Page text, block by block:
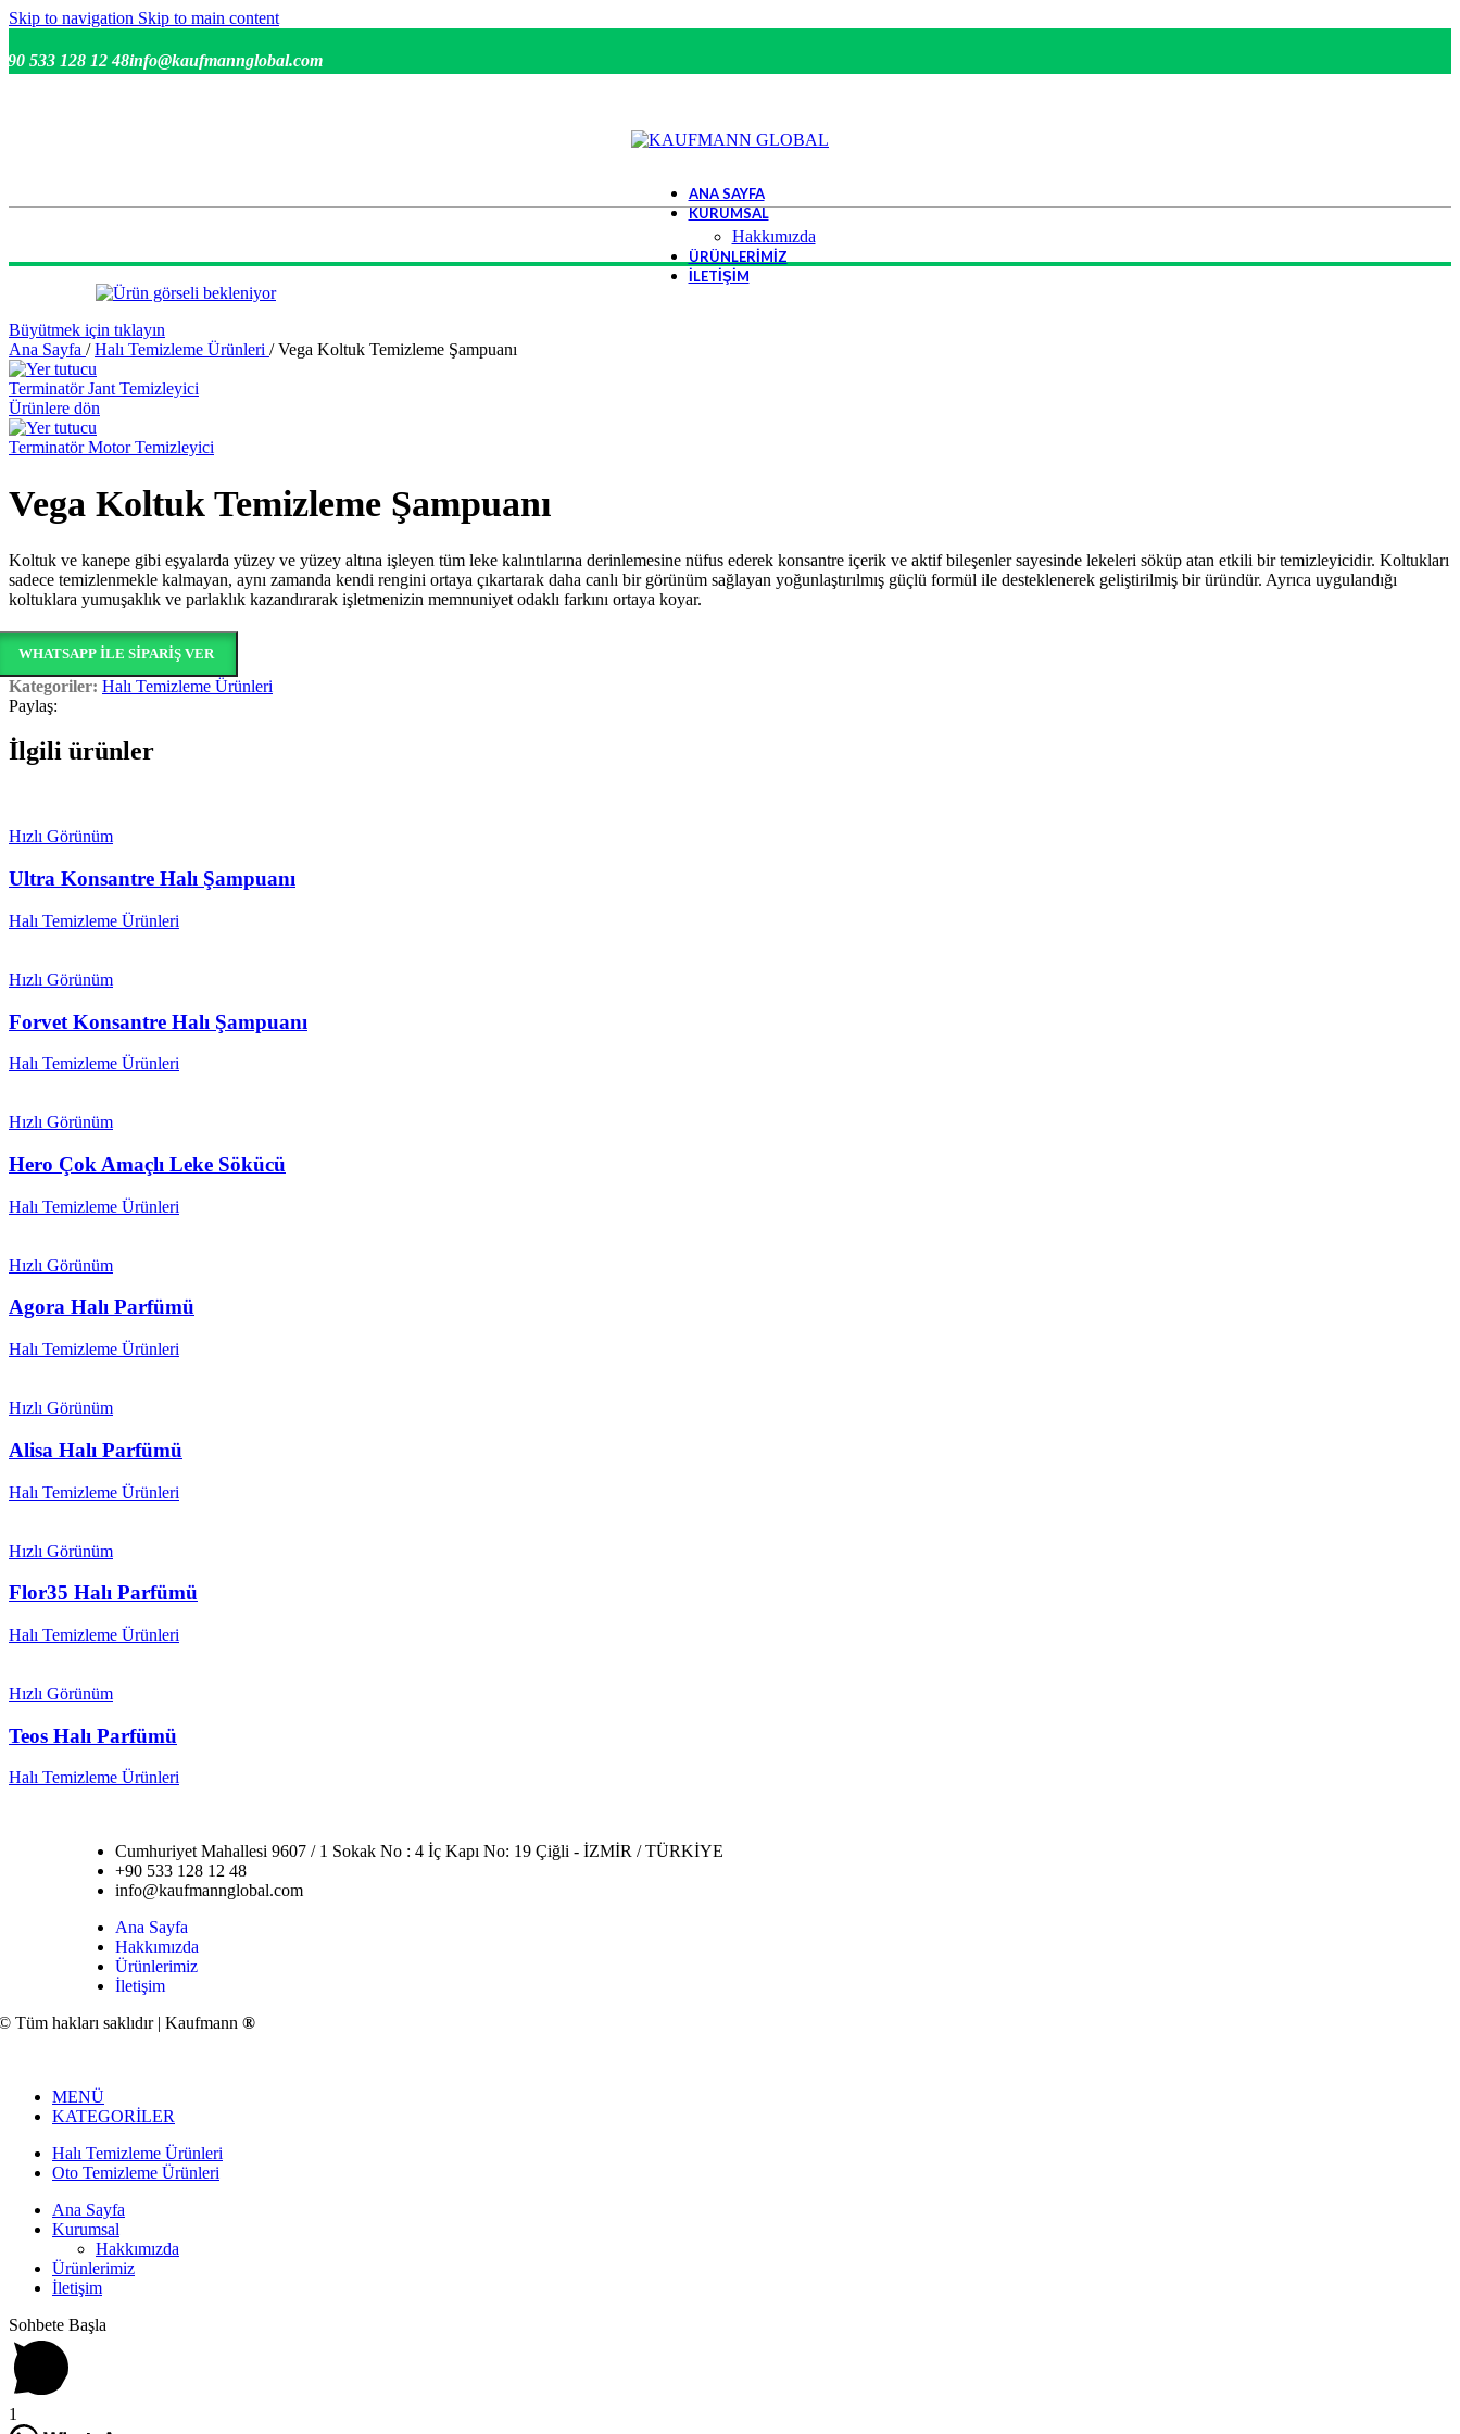
Skip to navigation Skip to main content
533 128 12 48info@kaufmannglobal.com
ANA SAYFA
KURUMSAL
Hakkımızda
ÜRÜNLERIMIZ
İLETIŞIM
Büyütmek için tıklayın
Ana Sayfa / Halı Temizleme Ürünleri / Vega Koltuk Temizleme Şampuanı
Terminatör Jant Temizleyici
Ürünlere dön
Terminatör Motor Temizleyici
Vega Koltuk Temizleme Şampuanı
Koltuk ve kanepe gibi eşyalarda yüzey ve yüzey altına işleyen tüm leke kalıntılarına derinlemesine nüfus ederek konsantre içerik ve aktif bileşenler sayesinde lekeleri söküp atan etkili bir temizleyicidir. Koltukları
sadece temizlenmekle kalmayan, aynı zamanda kendi rengini ortaya çıkartarak daha canlı bir görünüm sağlayan yoğunlaştırılmış güçlü formül ile desteklenerek geliştirilmiş bir üründür. Ayrıca uygulandığı
koltuklara yumuşaklık ve parlaklık kazandırarak işletmenizin memnuniyet odaklı farkını ortaya koyar.
WHATSAPP ILE SIPARIŞ VER
Kategoriler: Halı Temizleme Ürünleri
Paylaş:
İlgili ürünler
Hızlı Görünüm
Ultra Konsantre Halı Şampuanı
Halı Temizleme Ürünleri
Hızlı Görünüm
Forvet Konsantre Halı Şampuanı
Halı Temizleme Ürünleri
Hızlı Görünüm
Hero Çok Amaçlı Leke Sökücü
Halı Temizleme Ürünleri
Hızlı Görünüm
Agora Halı Parfümü
Halı Temizleme Ürünleri
Hızlı Görünüm
Alisa Halı Parfümü
Halı Temizleme Ürünleri
Hızlı Görünüm
Flor35 Halı Parfümü
Halı Temizleme Ürünleri
Hızlı Görünüm
Teos Halı Parfümü
Halı Temizleme Ürünleri
Cumhuriyet Mahallesi 9607 / 1 Sokak No : 4 İç Kapı No: 19 Çiğli - İZMİR / TÜRKİYE
+90 533 128 12 48
info@kaufmannglobal.com
Ana Sayfa
Hakkımızda
Ürünlerimiz
İletişim
Tüm hakları saklıdır | Kaufmann ®
MENÜ
KATEGORİLER
Halı Temizleme Ürünleri
Oto Temizleme Ürünleri
Ana Sayfa
Kurumsal
Hakkımızda
Ürünlerimiz
İletişim
Sohbete Başla
1